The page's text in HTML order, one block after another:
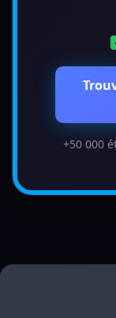
+50 000